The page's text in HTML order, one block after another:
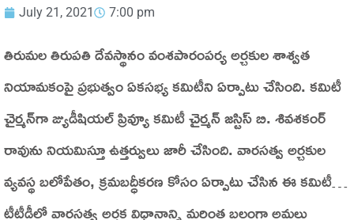
July 21, 2021 7:00 pm
తిరుమల తిరుపతి దేవస్థానం వంశపారంపర్య అర్చకుల శాశ్వత
నియామకంపై ప్రభుత్వం ఏకసభ్య కమిటీని ఏర్పాటు చేసింది. కమిటీ
చైర్మన్‌గా జ్యుడీషియల్ ప్రివ్యూ కమిటీ చైర్మన్ జస్టిస్ బి. శివశకంర్
రావును నియమిస్తూ ఉత్తర్వులు జారీ చేసింది. వారసత్వ అర్చకుల
వ్యవస్థ బలోపేతం, క్రమబద్ధీకరణ కోసం ఏర్పాటు చేసిన ఈ కమిటీ…
టీటీడీలో వారసత్వ అర్చక విధానాన్ని మరింత బలంగా అమలు